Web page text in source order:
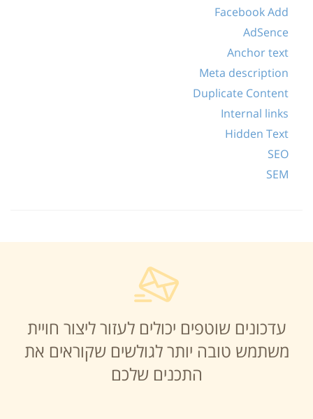
Facebook Add
AdSence
Anchor text
Meta description
Duplicate Content
Internal links
Hidden Text
SEO
SEM
עדכונים שוטפים יכולים לעזור ליצור חויית
משתמש טובה יותר לגולשים שקוראים את
התכנים שלכם